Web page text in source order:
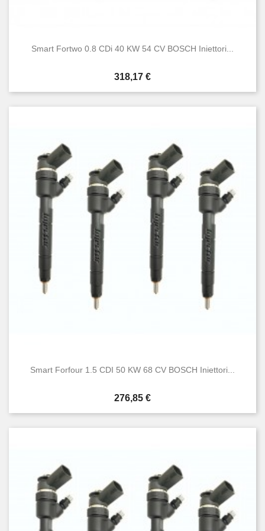
Smart Fortwo 0.8 CDi 40 KW 54 CV BOSCH Iniettori...
Prezzo
318,17 €
Smart Forfour 1.5 CDI 50 KW 68 CV BOSCH Iniettori...
Prezzo
276,85 €